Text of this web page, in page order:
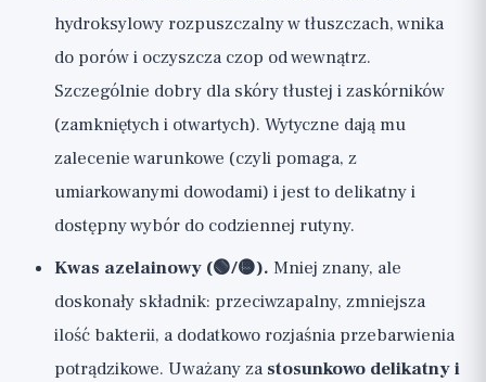
hydroksylowy rozpuszczalny w tłuszczach, wnika
do porów i oczyszcza czop od wewnątrz.
Szczególnie dobry dla skóry tłustej i zaskórników
(zamkniętych i otwartych). Wytyczne dają mu
zalecenie warunkowe (czyli pomaga, z
umiarkowanymi dowodami) i jest to delikatny i
dostępny wybór do codziennej rutyny.
Kwas azelainowy (🟢/🟡). Mniej znany, ale
doskonały składnik: przeciwzapalny, zmniejsza
ilość bakterii, a dodatkowo rozjaśnia przebarwienia
potrądzikowe. Uważany za stosunkowo delikatny i